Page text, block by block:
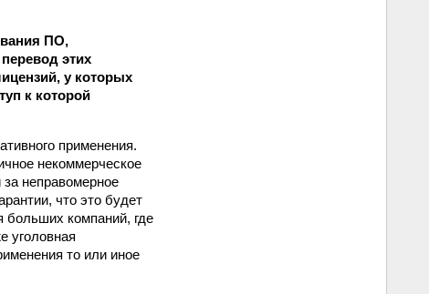
ПО,
этих
у которых
к которой
применения.
некоммерческое
за неправомерное
что это будет
больших компаний, где
уголовная
то или иное